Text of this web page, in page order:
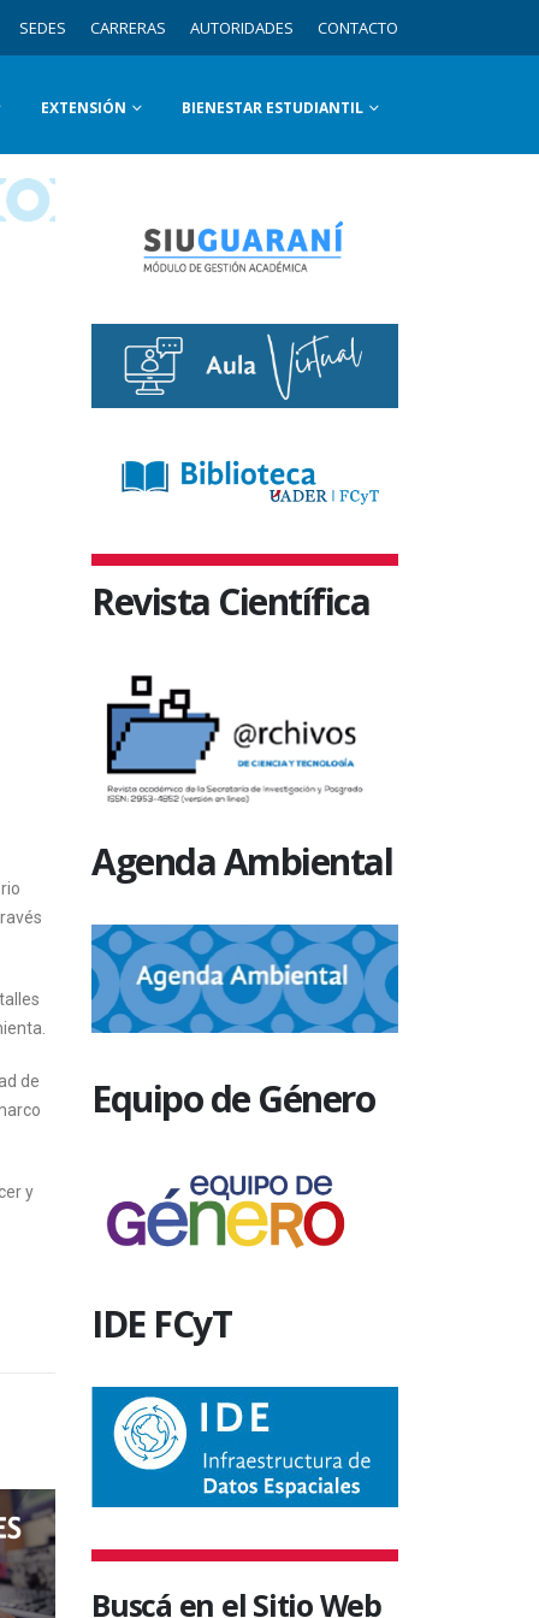
SEDES CARRERAS AUTORIDADES CONTACTO
EXTENSIÓN BIENESTAR ESTUDIANTIL
de
y
Revista Científica
Agenda Ambiental
Equipo de Género
IDE FCyT
Buscá en el Sitio Web